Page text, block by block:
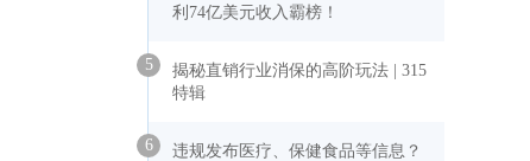
利74亿美元收入霸榜！
5
揭秘直销行业消保的高阶玩法 | 315
特辑
6
违规发布医疗、保健食品等信息？